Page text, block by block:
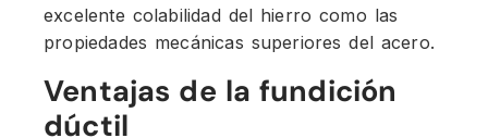
excelente colabilidad del hierro como las
propiedades mecánicas superiores del acero.
Ventajas de la fundición
dúctil